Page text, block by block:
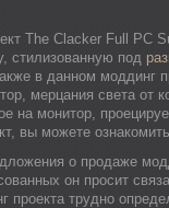
The Clacker Full PC
стилизованную под
в данном моддинг
мерцания света от
на монитор,
вы можете
о продаже
он просит
проекта трудно